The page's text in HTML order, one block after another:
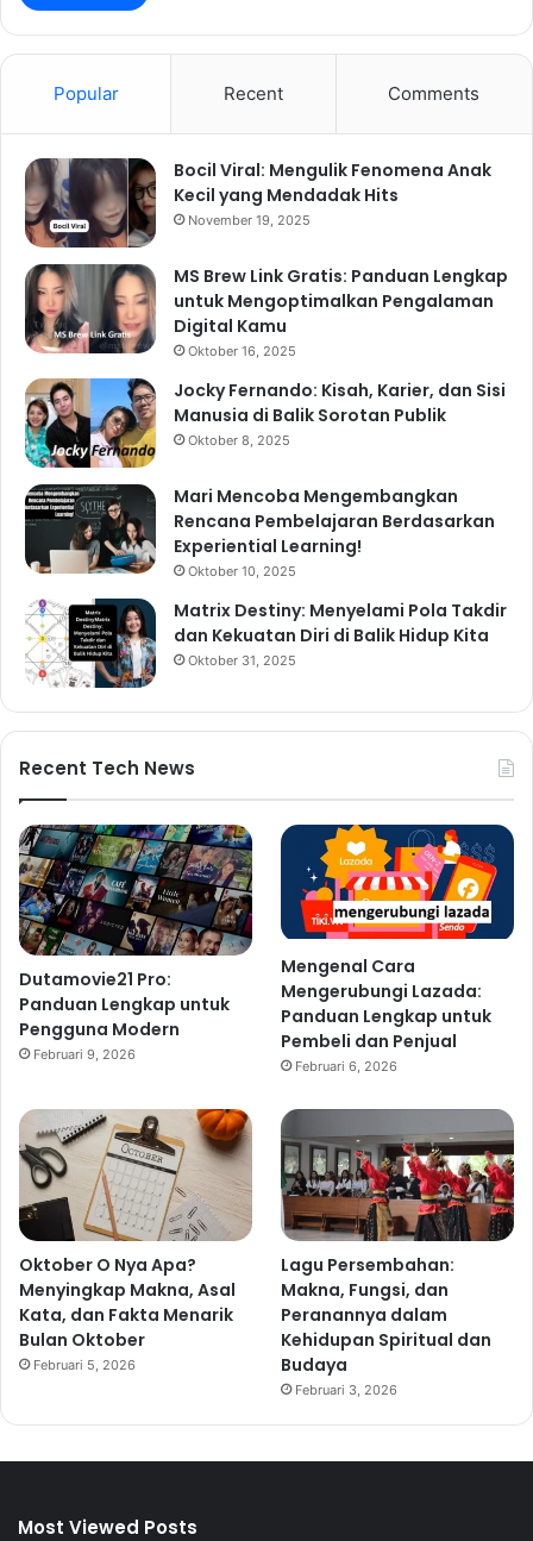
Popular Recent Comments
Bocil Viral: Mengulik Fenomena Anak
Kecil yang Mendadak Hits
November 19, 2025
MS Brew Link Gratis: Panduan Lengkap
untuk Mengoptimalkan Pengalaman
Digital Kamu
Oktober 16, 2025
Jocky Fernando: Kisah, Karier, dan Sisi
Manusia di Balik Sorotan Publik
Oktober 8, 2025
Mari Mencoba Mengembangkan
Rencana Pembelajaran Berdasarkan
Experiential Learning!
Oktober 10, 2025
Matrix Destiny: Menyelami Pola Takdir
dan Kekuatan Diri di Balik Hidup Kita
Oktober 31, 2025
Recent Tech News
Dutamovie21 Pro:
Panduan Lengkap untuk
Pengguna Modern
Februari 9, 2026
Mengenal Cara
Mengerubungi Lazada:
Panduan Lengkap untuk
Pembeli dan Penjual
Februari 6, 2026
Oktober O Nya Apa?
Menyingkap Makna, Asal
Kata, dan Fakta Menarik
Bulan Oktober
Februari 5, 2026
Lagu Persembahan:
Makna, Fungsi, dan
Peranannya dalam
Kehidupan Spiritual dan
Budaya
Februari 3, 2026
Most Viewed Posts